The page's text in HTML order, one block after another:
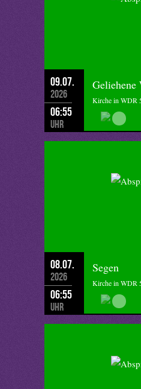
09.07.
2026
06:55
Uhr
Geliehene
Kirche in WDR
08.07.
2026
06:55
Uhr
Segen
Kirche in WDR